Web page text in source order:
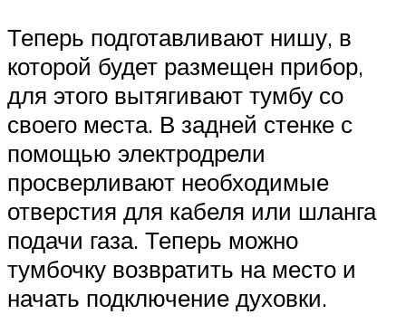
Теперь подготавливают нишу, в
которой будет размещен прибор,
для этого вытягивают тумбу со
своего места. В задней стенке с
помощью электродрели
просверливают необходимые
отверстия для кабеля или шланга
подачи газа. Теперь можно
тумбочку возвратить на место и
начать подключение духовки.